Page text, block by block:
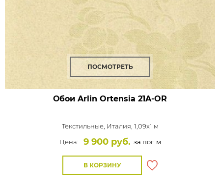
ПОСМОТРЕТЬ
Обои Arlin Ortensia 21A-OR
Текстильные, Италия, 1,09x1 м
Цена:
9 900 руб. за пог. м
В КОРЗИНУ